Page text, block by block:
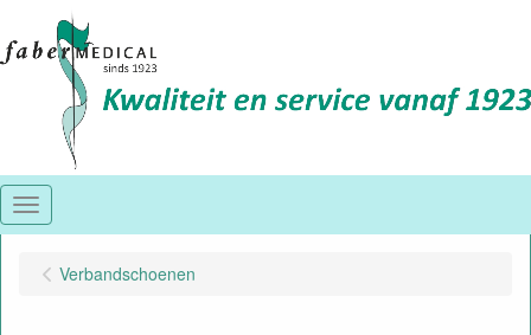
Menu
Verbandschoenen